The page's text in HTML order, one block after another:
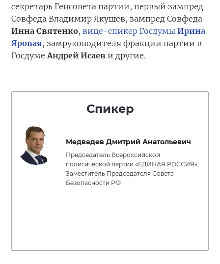
секретарь Генсовета партии, первый зампред
Совфеда Владимир Якушев, зампред Совфеда
Инна Святенко, вице-спикер Госдумы Ирина
Яровая, замруководителя фракции партии в
ГосдумеАндрей Исаев и другие.
Спикер
Медведев Дмитрий Анатольевич
Председатель Всероссийской
политической партии «ЕДИНАЯ РОССИЯ»,
Заместитель Председателя Совета
Безопасности РФ